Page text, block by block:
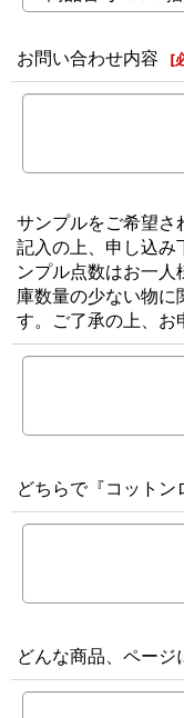
お問い合わせ内容 [
サンプルをご希望さ
記入の上、申し込み
ンプル点数はお一
庫数量の少ない物に
す。ご了承の上、お
どちらで『コットン
どんな商品、ページ